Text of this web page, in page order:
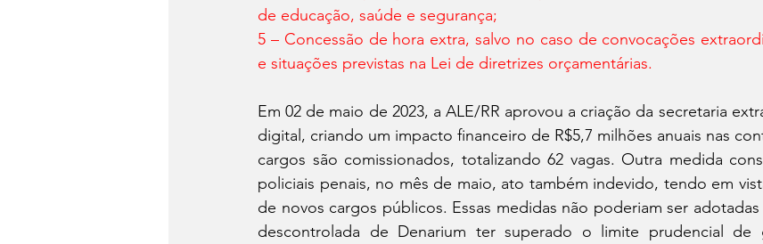
de educação, saúde e segurança;
5 – Concessão de hora extra, salvo no caso de convocações
e situações previstas na Lei de diretrizes orçamentárias.
Em 02 de maio de 2023, a ALE/RR aprovou a criação da secretaria
digital, criando um impacto financeiro de R$5,7 milhões anuais nas
cargos são comissionados, totalizando 62 vagas. Outra medida
policiais penais, no mês de maio, ato também indevido, tendo em
de novos cargos públicos. Essas medidas não poderiam ser
descontrolada de Denarium ter superado o limite prudencial de